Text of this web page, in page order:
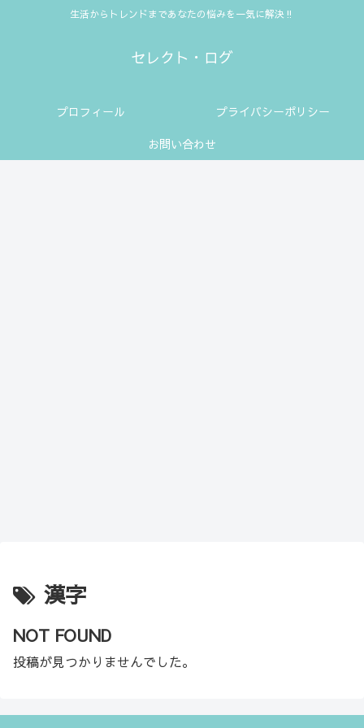
生活からトレンドまであなたの悩みを一気に解決‼
セレクト・ログ
プロフィール
プライバシーポリシー
お問い合わせ
漢字
NOT FOUND
投稿が見つかりませんでした。